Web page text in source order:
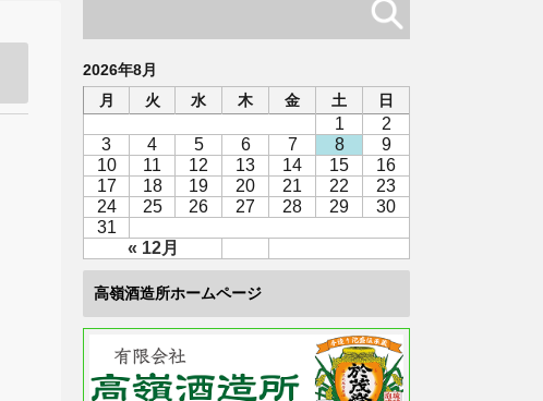
2026年8月
月
火 水 木 金 土 日
« 12月
1
2
3
4 5 6 7 8
9
10
11 12 13 14 15
16
17
18 19 20 21 22
23
24
25 26 27 28 29
30
31
高嶺酒造所ホームページ